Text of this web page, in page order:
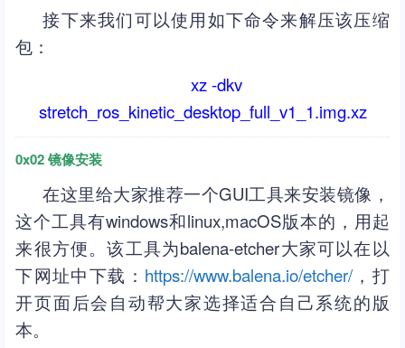
接下来我们可以使用如下命令来解压该压缩
包：
xz -dkv
stretch_ros_kinetic_desktop_full_v1_1.img.xz
0x02 镜像安装
在这里给大家推荐一个GUI工具来安装镜像，
这个工具有windows和linux,macOS版本的，用起
来很方便。该工具为balena-etcher大家可以在以
下网址中下载： https://www.balena.io/etcher/，打
开页面后会自动帮大家选择适合自己系统的版
本。